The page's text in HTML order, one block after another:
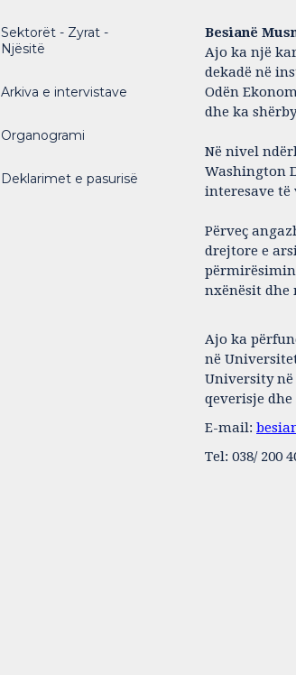
Sektorët - Zyrat -
Njësitë
Arkiva e intervistave
Organogrami
Deklarimet e pasurisë
Besianë
Ajo ka një
dekadë në
Odën
dhe ka
Në nivel
Washington
interesave të
Përveç
drejtore e
nxënësit dhe
Ajo ka
në
University në
qeverisje
E-mail:
Tel: 038/ 200